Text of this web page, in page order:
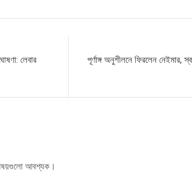
লেবার
পূর্ণাঙ্গ অনুশীলনে ফিরলেন নেইমার,
আবশ্যক।